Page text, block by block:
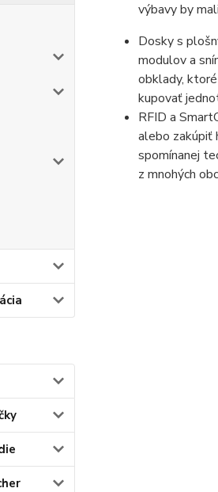
výbavy by
Dosky s
modulov a
obklady,
kupovať
RFID a
alebo zakúpiť
spomínanej
z mnohých